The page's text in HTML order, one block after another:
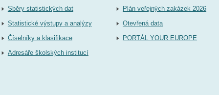
Sběry statistických dat
Statistické výstupy a analýzy
Číselníky a klasifikace
Adresáře školských institucí
Plán veřejných zakázek 2026
Otevřená data
PORTÁL YOUR EUROPE